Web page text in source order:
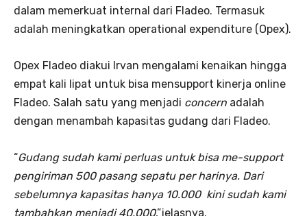
dalam memerkuat internal dari Fladeo. Termasuk
adalah meningkatkan operational expenditure (Opex).
Opex Fladeo diakui Irvan mengalami kenaikan hingga
empat kali lipat untuk bisa mensupport kinerja online
Fladeo. Salah satu yang menjadi concern adalah
dengan menambah kapasitas gudang dari Fladeo.
“Gudang sudah kami perluas untuk bisa me-support
pengiriman 500 pasang sepatu per harinya. Dari
sebelumnya kapasitas hanya 10.000 kini sudah kami
tambahkan menjadi 40.000,”jelasnya.